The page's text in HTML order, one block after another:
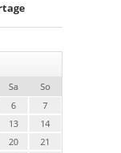
Sa
So
6
7
13
14
20
21